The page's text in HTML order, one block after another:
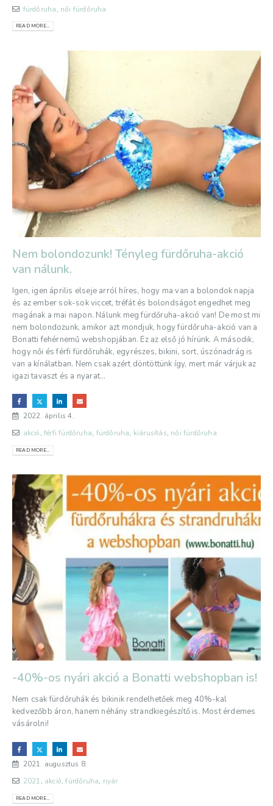
fürdőruha, női fürdőruha
READ MORE...
Nem bolondozunk! Tényleg fürdőruha-akció
van nálunk.
Igen, igen április elseje arról híres, hogy ma van a bolondok napja
és az ember sok-sok viccet, tréfát és bolondságot engedhet meg
magának a mai napon. Nálunk meg fürdőruha-akció van! De most mi
nem bolondozunk, amikor azt mondjuk, hogy fürdőruha-akció van a
Bonatti fehérnemű webshopjában. Ez az első jó hírünk. A második,
hogy női és férfi fürdőruhák, egyrészes, bikini, sort, úszónadrág is
van a kínálatban. Nem csak azért döntöttünk így, mert már várjuk az
igazi tavaszt és a nyarat...
2022. április 4.
akció,férfi fürdőruha, fürdőruha, kiárusítás, női fürdőruha
READ MORE...
-40%-os nyári akció a Bonatti webshopban is!
Nem csak fürdőruhák és bikinik rendelhetőek meg 40%-kal
kedvezőbb áron, hanem néhány strandkiegészítő is. Most érdemes
vásárolni!
2021. augusztus 8.
2021, akció,fürdőruha, nyár
READ MORE...